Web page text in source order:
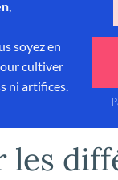
les